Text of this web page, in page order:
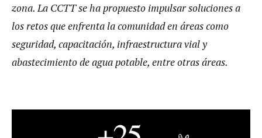
zona. La CCTT se ha propuesto impulsar soluciones a
los retos que enfrenta la comunidad en áreas como
seguridad, capacitación, infraestructura vial y
abastecimiento de agua potable, entre otras áreas.